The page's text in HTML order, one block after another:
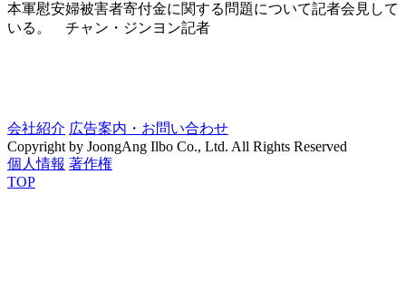
本軍慰安婦被害者寄付金に関する問題について記者会見して
いる。 チャン・ジンヨン記者
会社紹介 広告案内・お問い合わせ
Copyright by JoongAng Ilbo Co., Ltd. All Rights Reserved
個人情報 著作権
TOP